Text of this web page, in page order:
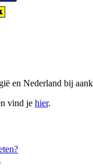
en Nederland bij
vind je hier.